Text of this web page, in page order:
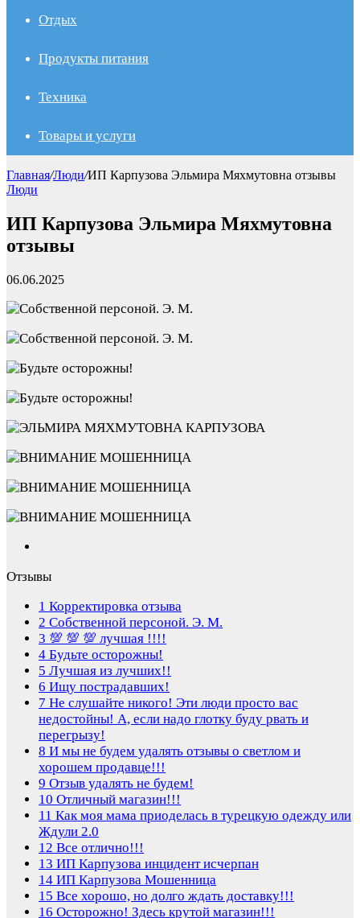
Отдых
Продукты питания
Техника
Товары и услуги
Главная/Люди/ИП Карпузова Эльмира Мяхмутовна отзывы
Люди
ИП Карпузова Эльмира Мяхмутовна
отзывы
06.06.2025
Отзывы
1 Корректировка отзыва
2 Собственной персоной. Э. М.
3 💯 💯 💯 лучшая !!!!
4 Будьте осторожны!
5 Лучшая из лучших!!
6 Ищу пострадавших!
7 Не слушайте никого! Эти люди просто вас
недостойны! А, если надо глотку буду рвать и
перегрызу!
8 И мы не будем удалять отзывы о светлом и
хорошем продавце!!!
9 Отзыв удалять не будем!
10 Отличный магазин!!!
11 Как моя мама приоделась в турецкую одежду или
Ждули 2.0
12 Все отлично!!!
13 ИП Карпузова инцидент исчерпан
14 ИП Карпузова Мошенница
15 Все хорошо, но долго ждать доставку!!!
16 Осторожно! Здесь крутой магазин!!!